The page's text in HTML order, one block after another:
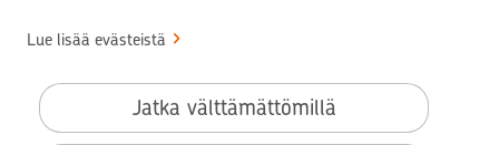
Lue lisää evästeistä
Jatka välttämättömillä
Käyttöehdot
Saavutettavuusseloste